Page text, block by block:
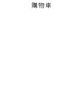
購物車